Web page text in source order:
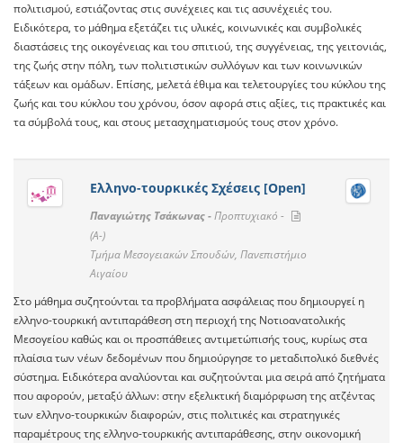
πολιτισμού, εστιάζοντας στις συνέχειες και τις ασυνέχειές του.
Ειδικότερα, το μάθημα εξετάζει τις υλικές, κοινωνικές και συμβολικές
διαστάσεις της οικογένειας και του σπιτιού, της συγγένειας, της γειτονιάς,
της ζωής στην πόλη, των πολιτιστικών συλλόγων και των κοινωνικών
τάξεων και ομάδων. Επίσης, μελετά έθιμα και τελετουργίες του κύκλου της
ζωής και του κύκλου του χρόνου, όσον αφορά στις αξίες, τις πρακτικές και
τα σύμβολά τους, και στους μετασχηματισμούς τους στον χρόνο.
Ελληνο-τουρκικές Σχέσεις [Open]
Παναγιώτης Τσάκωνας -Προπτυχιακό -
(A-)
Τμήμα Μεσογειακών Σπουδών, Πανεπιστήμιο
Αιγαίου
Στο μάθημα συζητούνται τα προβλήματα ασφάλειας που δημιουργεί η
ελληνο-τουρκική αντιπαράθεση στη περιοχή της Νοτιοανατολικής
Μεσογείου καθώς και οι προσπάθειες αντιμετώπισής τους, κυρίως στα
πλαίσια των νέων δεδομένων που δημιούργησε το μεταδιπολικό διεθνές
σύστημα. Ειδικότερα αναλύονται και συζητούνται μια σειρά από ζητήματα
που αφορούν, μεταξύ άλλων: στην εξελικτική διαμόρφωση της ατζέντας
των ελληνο-τουρκικών διαφορών, στις πολιτικές και στρατηγικές
παραμέτρους της ελληνο-τουρκικής αντιπαράθεσης, στην οικονομική